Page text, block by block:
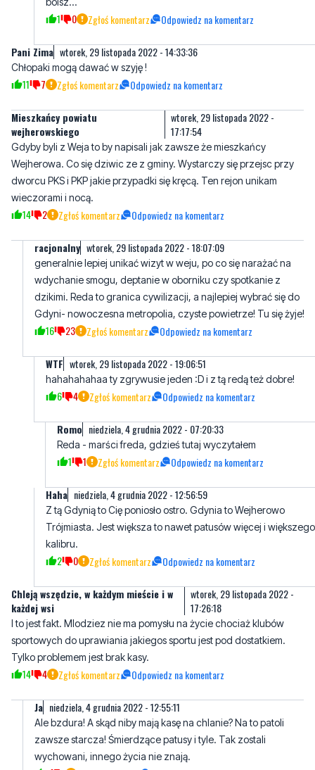
Chłopaki mogą dawać w szyję !
Mieszkańcy powiatu
wejherowskiego
17:17:54
Wejherowa. Co się dziwic ze z gminy. Wystarczy się przejsc przy
dworcu PKS i PKP jakie przypadki się kręcą. Ten rejon unikam
wieczorami i nocą.
14 2 Zgłoś komentarz Odpowiedz na komentarz
racjonalny wtorek, 29 listopada 2022 - 18:07:09
generalnie lepiej unikać wizyt w weju, po co się narażać na
dzikimi. Reda to granica cywilizacji, a najlepiej wybrać się do
Gdyni- nowoczesna metropolia, czyste powietrze! Tu się żyje!
16 23 Zgłoś komentarz Odpowiedz na komentarz
WTF wtorek, 29 listopada 2022 - 19:06:51
hahahahahaa ty zgrywusie jeden :D i z tą redą też dobre!
Romo niedziela, 4 grudnia 2022 - 07:20:33
Reda - marści freda, gdzieś tutaj wyczytałem
Haha niedziela, 4 grudnia 2022 - 12:56:59
Z tą Gdynią to Cię poniosło ostro. Gdynia to Wejherowo
kalibru.
2 0 Zgłoś komentarz Odpowiedz na komentarz
Chleją wszędzie, w każdym mieście i w
każdej wsi
17:26:18
sportowych do uprawiania jakiegos sportu jest pod dostatkiem.
Tylko problemem jest brak kasy.
14 4 Zgłoś komentarz Odpowiedz na komentarz
Ja niedziela, 4 grudnia 2022 - 12:55:11
Ale bzdura! A skąd niby mają kasę na chlanie? Na to patoli
wychowani, innego życia nie znają.
2 1 Zgłoś komentarz Odpowiedz na komentarz
Skolko wtorek, 29 listopada 2022 - 19:05:37